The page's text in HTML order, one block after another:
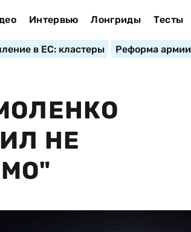
Интервью Лонгриды Тесты
в ЕС: кластеры Реформа армии
НЕ